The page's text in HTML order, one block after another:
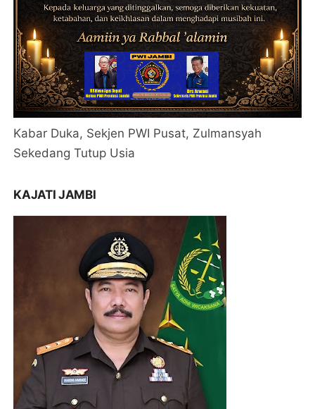
Kabar Duka, Sekjen PWI Pusat, Zulmansyah
Sekedang Tutup Usia
KAJATI JAMBI